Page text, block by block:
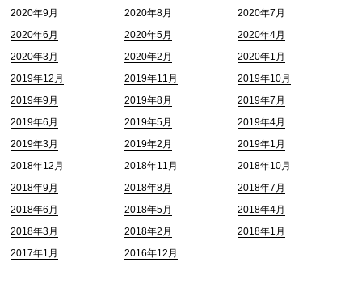
2020年9月
2020年8月
2020年7月
2020年6月
2020年5月
2020年4月
2020年3月
2020年2月
2020年1月
2019年12月
2019年11月
2019年10月
2019年9月
2019年8月
2019年7月
2019年6月
2019年5月
2019年4月
2019年3月
2019年2月
2019年1月
2018年12月
2018年11月
2018年10月
2018年9月
2018年8月
2018年7月
2018年6月
2018年5月
2018年4月
2018年3月
2018年2月
2018年1月
2017年1月
2016年12月